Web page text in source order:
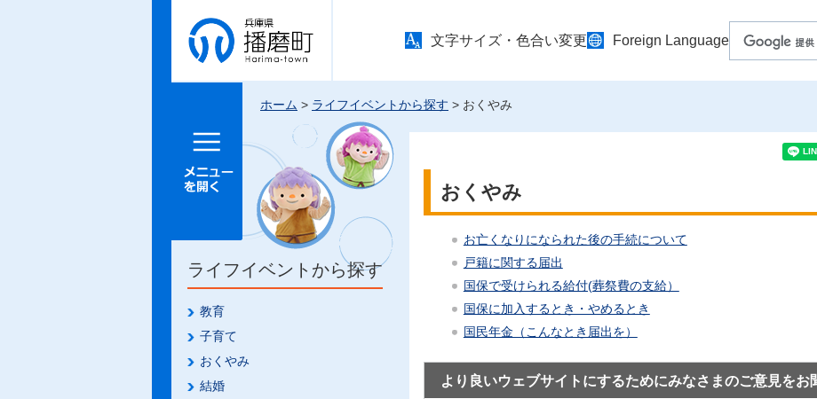
兵庫県 播
磨町
文字サイズ・色合い変更 Foreign Language
メニュー
ホーム > ライフイベントから探す > おくやみ
ライフイベントから探す
教育
子育て
おくやみ
結婚
おくやみ
お亡くなりになられた後の手続について
戸籍に関する届出
国保で受けられる給付(葬祭費の支給）
国保に加入するとき・やめるとき
国民年金（こんなとき届出を）
より良いウェブサイトにするためにみなさまのご意見をお